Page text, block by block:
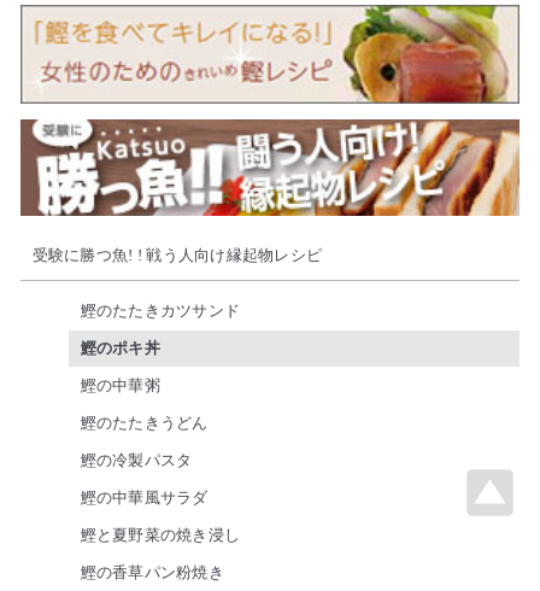
受験に勝つ魚! ! 戦う人向け縁起物レシピ
鰹のたたきカツサンド
鰹のポキ丼
鰹の中華粥
鰹のたたきうどん
鰹の冷製パスタ
鰹の中華風サラダ
鰹と夏野菜の焼き浸し
鰹の香草パン粉焼き